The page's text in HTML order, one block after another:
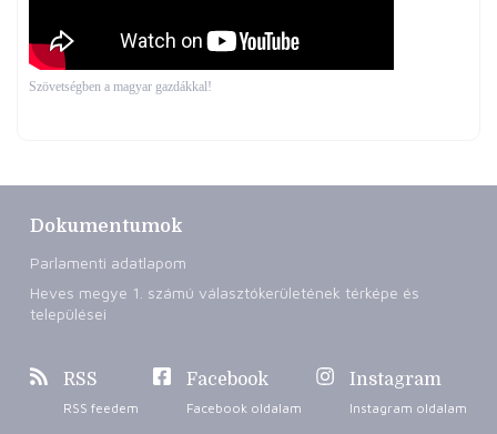
Szövetségben a magyar gazdákkal!
Dokumentumok
Parlamenti adatlapom
Heves megye 1. számú választókerületének térképe és
települései
RSS
RSS feedem
Facebook
Facebook oldalam
Instagram
Instagram oldalam